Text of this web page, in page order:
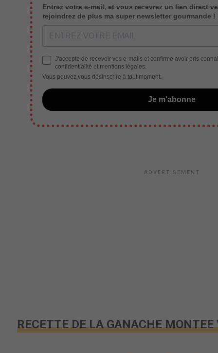
Entrez votre e-mail, et vous recevrez un lien direct
rejoindrez de plus ma super newsletter gourmande !
J'accepte de recevoir vos e-mails et confirme avoir pris
confidentialité et mentions légales.
Vous pouvez vous désinscrire à tout moment.
Je m'abonne
RECETTE DE LA GANACHE